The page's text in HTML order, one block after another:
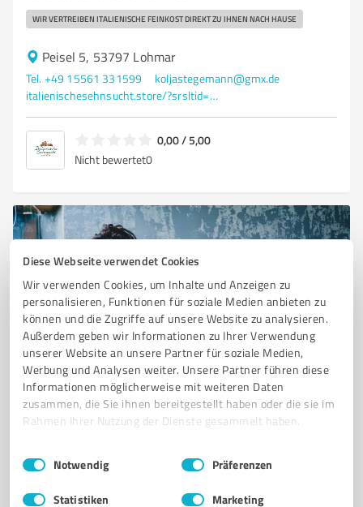
Diese Webseite verwendet Cookies
Wir verwenden Cookies, um Inhalte und Anzeigen zu
personalisieren, Funktionen für soziale Medien anbieten zu
können und die Zugriffe auf unsere Website zu analysieren.
Außerdem geben wir Informationen zu Ihrer Verwendung
unserer Website an unsere Partner für soziale Medien,
Werbung und Analysen weiter. Unsere Partner führen diese
Informationen möglicherweise mit weiteren Daten
zusammen, die Sie ihnen bereitgestellt haben oder die sie im
Rahmen Ihrer Nutzung der Dienste gesammelt haben.
Impressum Datenschutzbestimmungen
Einwilligungsauswahl
Notwendig Präferenzen
Statistiken Marketing
WIR VERTREIBEN ITALIENISCHE FEINKOST DIREKT ZU IHNEN NACH HAUSE
Peisel 5, 53797 Lohmar
Tel. +49 15561 331599
koljastegemann@gmx.de
italienischesehnsucht.store/?srsltid=AfmBOorjhaNB3XLvBpkEZ7kfSswpmrcbmXf5gTNjr27R6c65Wvk9wxhX
0,00 / 5,00
Nicht bewertet0
Sie möchten auch hier gelistet werden?
Registrieren Sie sich jetzt und werden Sie ein von
Kunden empfohlener ProvenExpert!